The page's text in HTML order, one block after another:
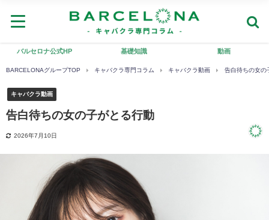
バルセロナ公式HP 基礎知識 動画
BARCELONAグループTOP キャバクラ専門コラム キャバクラ動画 告白待ちの女の
キャバクラ動画
告白待ちの女の子がとる行動
2026年7月10日